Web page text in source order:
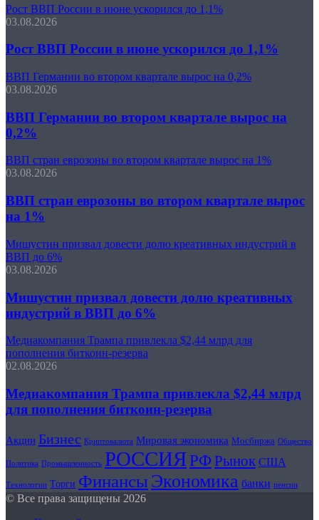
Рост ВВП России в июне ускорился до 1,1%
03.08.2026
Рост ВВП России в июне ускорился до 1,1%
ВВП Германии во втором квартале вырос на 0,2%
03.08.2026
ВВП Германии во втором квартале вырос на
0,2%
ВВП стран еврозоны во втором квартале вырос на 1%
03.08.2026
ВВП стран еврозоны во втором квартале вырос
на 1%
Мишустин призвал довести долю креативных индустрий в
ВВП до 6%
03.08.2026
Мишустин призвал довести долю креативных
индустрий в ВВП до 6%
Медиакомпания Трампа привлекла $2,44 млрд для
пополнения биткоин-резерва
02.08.2026
Медиакомпания Трампа привлекла $2,44 млрд
для пополнения биткоин-резерва
Акции Бизнес Криптовалюта Мировая экономика Мосбиржа Общество
Политика Промышленность РОССИЯРФРынок США
Технологии Торги Финансы Экономика банки пенсии
© Все права защищены 2026